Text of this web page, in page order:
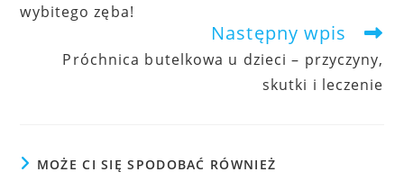
wybitego zęba!
Następny wpis
Próchnica butelkowa u dzieci – przyczyny,
skutki i leczenie
MOŻE CI SIĘ SPODOBAĆ RÓWNIEŻ